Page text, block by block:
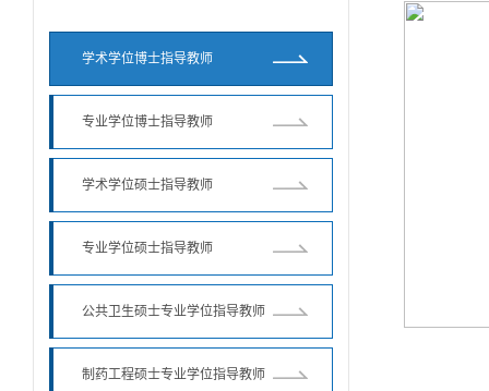
学术学位博士指导教师
专业学位博士指导教师
学术学位硕士指导教师
专业学位硕士指导教师
公共卫生硕士专业学位指导教师
制药工程硕士专业学位指导教师